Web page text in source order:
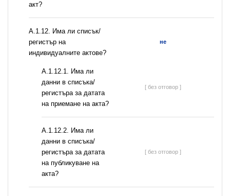
акт?
А.1.12. Има ли списък/
регистър на
индивидуалните актове?
не
A.1.12.1. Има ли
данни в списъка/
регистъра за датата
на приемане на акта?
[ без отговор ]
A.1.12.2. Има ли
данни в списъка/
регистъра за датата
на публикуване на
акта?
[ без отговор ]